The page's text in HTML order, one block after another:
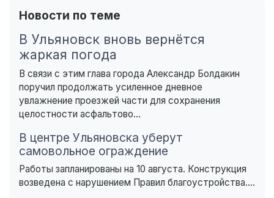
Новости по теме
В Ульяновск вновь вернётся
жаркая погода
В связи с этим глава города Александр Болдакин
поручил продолжать усиленное дневное
увлажнение проезжей части для сохранения
целостности асфальтово...
В центре Ульяновска уберут
самовольное ограждение
Работы запланированы на 10 августа. Конструкция
возведена с нарушением Правил благоустройства....